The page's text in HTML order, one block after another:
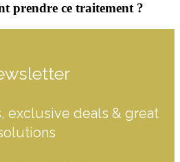
prendre ce traitement ?
exclusive deals & great